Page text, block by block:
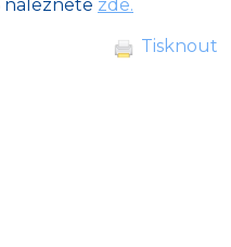
naleznete zde.
Tisknout